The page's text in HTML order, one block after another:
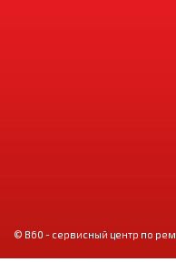
© B60 - сервисный центр по